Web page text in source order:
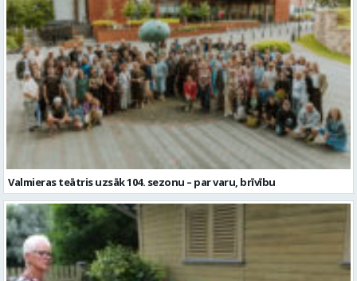
Valmieras teātris uzsāk 104. sezonu – par varu, brīvību